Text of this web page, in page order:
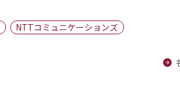
棋王戦
NTTコミュニケーションズ